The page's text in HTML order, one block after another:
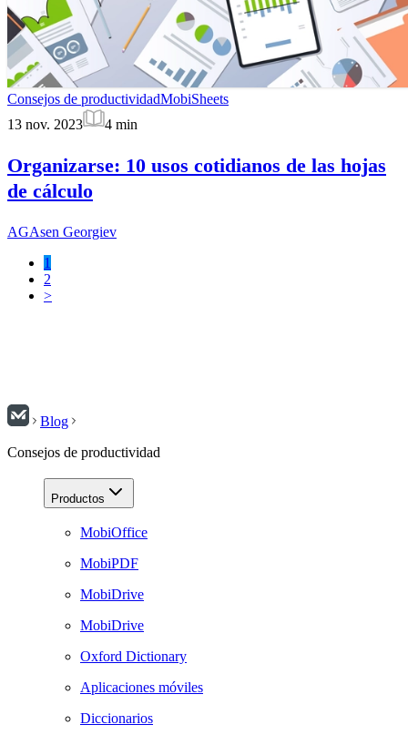
Consejos de productividadMobiSheets
13 nov. 2023
4 min
Organizarse: 10 usos cotidianos de las hojas
de cálculo
AGAsen Georgiev
1
2
>
Blog
Consejos de productividad
Productos
MobiOffice
MobiPDF
MobiDrive
MobiDrive
Oxford Dictionary
Aplicaciones móviles
Diccionarios